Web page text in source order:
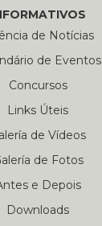
de Notícias
de Eventos
Concursos
Links Úteis
de Vídeos
de Fotos
e Depois
Downloads